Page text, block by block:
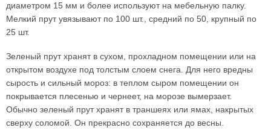
диаметром 15 мм и более используют на мебельную палку.
Мелкий прут увязывают по 100 шт., средний по 50, крупный по
25 шт.
Зеленый прут хранят в сухом, прохладном помещении или на
открытом воздухе под толстым слоем снега. Для него вредны
сырость и сильный мороз: в теплом сыром помещении он
покрывается плесенью и чернеет, на морозе вымерзает.
Обычно зеленый прут хранят в траншеях или ямах, накрытых
сверху соломой. Он прекрасно сохраняется до весны.